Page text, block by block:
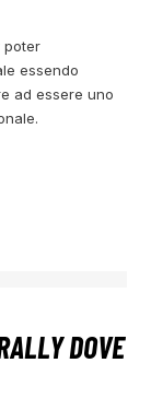
poter
essendo
ad essere uno